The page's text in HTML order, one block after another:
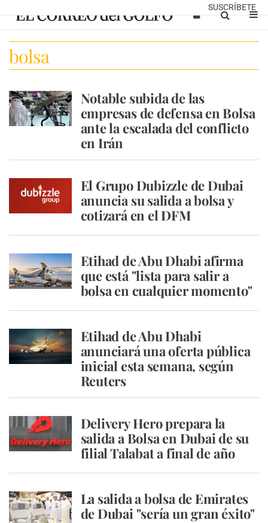
SUSCRÍBETE
bolsa
Notable subida de las
empresas de defensa en Bolsa
ante la escalada del conflicto
en Irán
El Grupo Dubizzle de Dubai
anuncia su salida a bolsa y
cotizará en el DFM
Etihad de Abu Dhabi afirma
que está "lista para salir a
bolsa en cualquier momento"
Etihad de Abu Dhabi
anunciará una oferta pública
inicial esta semana, según
Reuters
Delivery Hero prepara la
salida a Bolsa en Dubai de su
filial Talabat a final de año
La salida a bolsa de Emirates
de Dubai "sería un gran éxito"